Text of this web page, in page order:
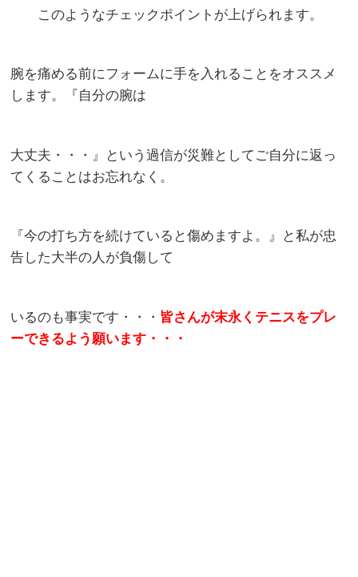
このようなチェックポイントが上げられます。
腕を痛める前にフォームに手を入れることをオススメ
します。『自分の腕は
大丈夫 ・・・』という過信が災難としてご自分に返っ
てくることはお忘れなく。
『今の打ち方を続けていると傷めますよ。』と私が忠
告した大半の人が負傷して
いるのも事実です・・・ 皆さんが末永くテニスをプレ
ーできるよう願います・・・